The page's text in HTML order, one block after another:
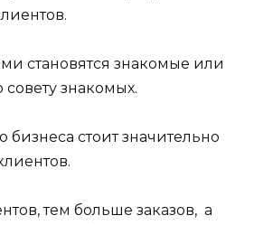
становятся знакомые или
знакомых.
бизнеса стоит значительно
тем больше заказов, а